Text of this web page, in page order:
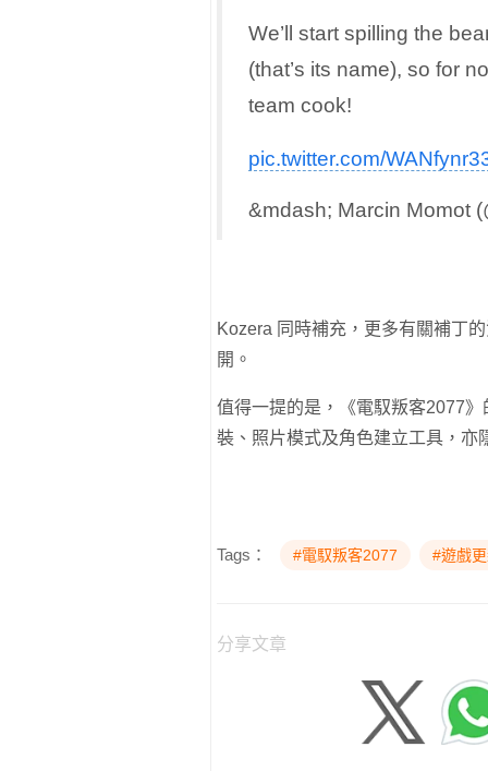
We’ll start spilling the
(that’s its name), so for
team cook!
pic.twitter.com/
&mdash; Marcin Momot
Kozera 同時補充，更多有關補丁
開。
值得一提的是，《電馭叛客2077
裝、照片模式及角色建立工具，亦
Tags： #電馭叛客2077 #遊戲
分享文章